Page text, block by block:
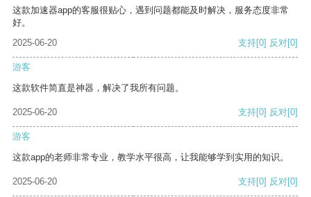
这款加速器app的客服很贴心，遇到问题都能及时解决，服务态度非常
好。
2025-06-20
支持[0] 反对[0]
游客
这款软件简直是神器，解决了我所有问题。
2025-06-20 支持[0] 反对[0]
游客
这款app的老师非常专业，教学水平很高，让我能够学到实用的知识。
2025-06-20 支持[0] 反对[0]